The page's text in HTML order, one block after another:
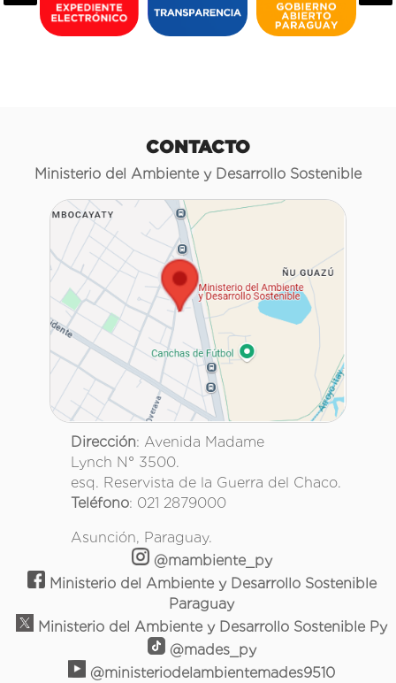
CONTACTO
Ministerio del Ambiente y Desarrollo Sostenible
Dirección: Avenida Madame
Lynch N° 3500.
esq. Reservista de la Guerra del Chaco.
Teléfono: 021 2879000
Asunción, Paraguay.
@mambiente_py
Ministerio del Ambiente y Desarrollo Sostenible
Paraguay
Ministerio del Ambiente y Desarrollo Sostenible Py
@mades_py
@ministeriodelambientemades9510